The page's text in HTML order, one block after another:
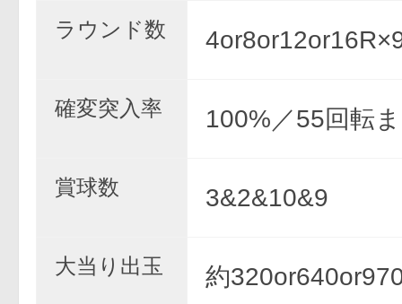
ラウンド数
確変突入率 100%／55回転
賞球数 3&2&10&9
大当り出玉 約